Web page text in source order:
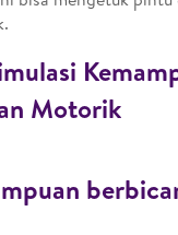
Motorik